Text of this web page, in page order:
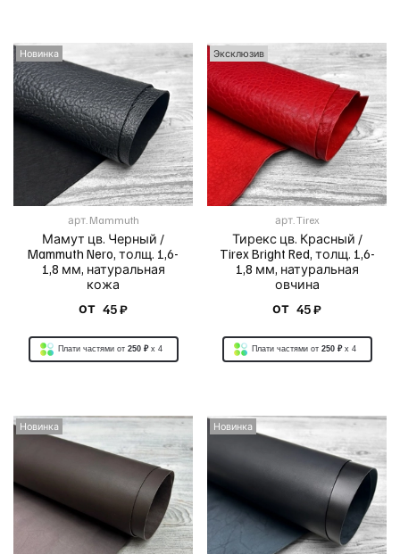
Новинка
арт. Mammuth
Мамут цв. Черный /
Mammuth Nero, толщ. 1,6-
1,8 мм, натуральная
кожа
от 45 ₽
Плати частями от 250 ₽ x 4
Эксклюзив
арт.Tirex
Тирекс цв. Красный /
Tirex Bright Red, толщ. 1,6-
1,8 мм, натуральная
овчина
от 45 ₽
Плати частями от 250 ₽ x 4
Новинка Новинка